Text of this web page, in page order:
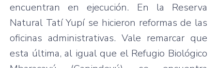
encuentran en ejecución. En la Reserva
Natural Tatí Yupí se hicieron reformas de las
oficinas administrativas. Vale remarcar que
esta última, al igual que el Refugio Biológico